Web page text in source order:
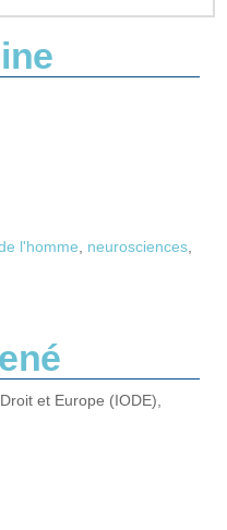
l'homme, neurosciences,
et Europe (IODE),